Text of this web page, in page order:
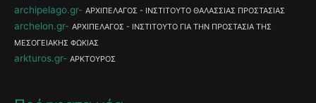
archipelago.gr ΑΡΧΙΠΕΛΑΓΟΣ - ΙΝΣΤΙΤΟΥΤΟ ΘΑΛΑΣΣΙΑΣ ΠΡΟΣΤΑΣΙΑΣ
archelon.gr
ΑΡΧΙΠΕΛΑΓΟΣ - ΙΝΣΤΙΤΟΥΤΟ ΓΙΑ ΤΗΝ ΠΡΟΣΤΑΣΙΑ ΤΗΣ
ΜΕΣΟΓΕΙΑΚΗΣ ΦΩΚΙΑΣ
arkturos.gr ΑΡΚΤΟΥΡΟΣ